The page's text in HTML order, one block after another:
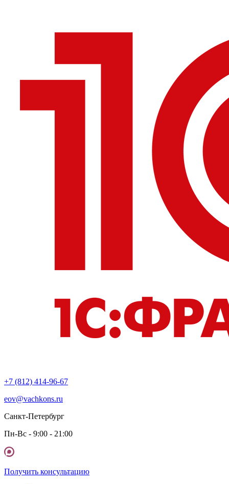
+7 (812) 414-96-67
eov@vachkons.ru
Санкт-Петербург
Пн-Вс - 9:00 - 21:00
Получить консультацию